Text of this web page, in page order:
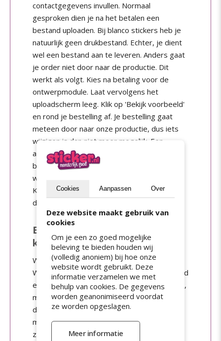
contactgegevens invullen. Normaal
gesproken dien je na het betalen een
bestand uploaden. Bij blanco stickers heb je
natuurlijk geen drukbestand. Echter, je dient
wel een bestand aan te leveren. Anders gaat
je order niet door naar de productie. Dit
werkt als volgt. Kies na betaling voor de
ontwerpmodule. Laat vervolgens het
uploadscherm leeg. Klik op 'Bekijk voorbeeld'
en rond je bestelling af. Je bestelling gaat
meteen door naar onze productie, dus iets
wijzigen is dan niet meer mogelijk. Een
andere optie is via de
bestellen. Vul in wat voor soort stickers je
wilt en laat vervolgens het uploadvak leeg.
Klik ook op 'Bekijk voorbeeld'. Daarna kun je
dan je bestelling afronden en betalen.
Blanco stickers in een bepaalde
kleur
Wil je blanco stickers in een bepaalde kleur?
Wij hebbenpapieren stickersin zilver en goud
en vijf neonkleuren: oranje, rood, geel, groen,
magenta. Wil je een andere kleur? Doorloop
de stappen hierboven. Bij het uploadscherm
moet je nu een bestand uploaden in de kleur
zoals jij stickers wilt hebben. Heb je geen
Cookies Aanpassen Over
Deze website maakt gebruik van
cookies
Om je een zo goed mogelijke
beleving te bieden houden wij
(volledig anoniem) bij hoe onze
website wordt gebruikt. Deze
informatie verzamelen we met
behulp van cookies. De gegevens
worden geanonimiseerd voordat
ze worden opgeslagen.